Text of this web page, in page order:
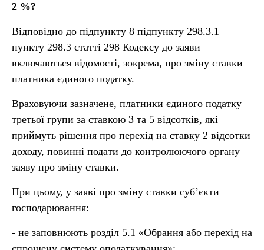
2 %?
Відповідно до підпункту 8 підпункту 298.3.1
пункту 298.3 статті 298 Кодексу до заяви
включаються відомості, зокрема, про зміну ставки
платника єдиного податку.
Враховуючи зазначене, платники єдиного податку
третьої групи за ставкою 3 та 5 відсотків, які
приймуть рішення про перехід на ставку 2 відсотки
доходу, повинні подати до контролюючого органу
заяву про зміну ставки.
При цьому, у заяві про зміну ставки суб’єкти
господарювання:
- не заповнюють розділ 5.1 «Обрання або перехід на